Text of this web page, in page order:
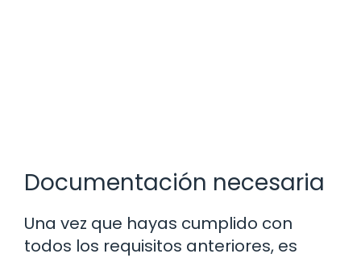
Documentación necesaria
Una vez que hayas cumplido con
todos los requisitos anteriores, es